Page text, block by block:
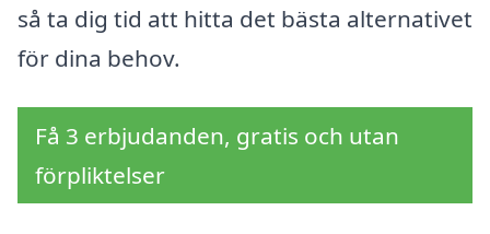
så ta dig tid att hitta det bästa alternativet
för dina behov.
Få 3 erbjudanden, gratis och utan
förpliktelser